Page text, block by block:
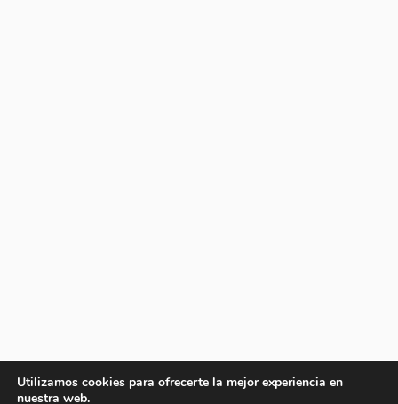
Utilizamos cookies para ofrecerte la mejor experiencia en
nuestra web.